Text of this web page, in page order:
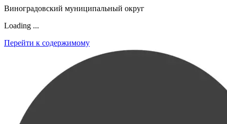
Виноградовский муниципальный округ
Loading ...
Перейти к содержимому